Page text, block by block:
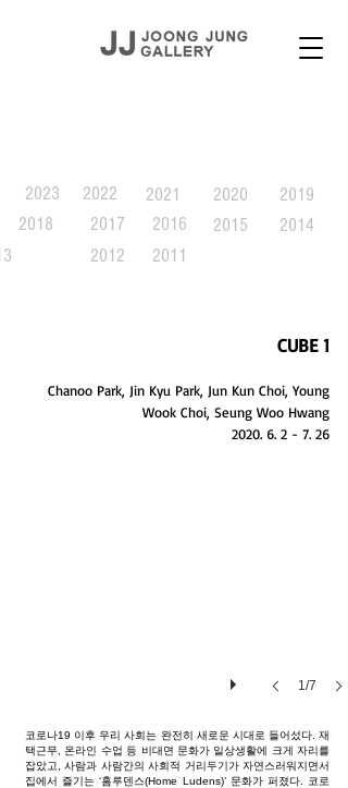
2023
2018
2022
2017
2012
2021
2016
2011
2020
2015
2019
2014
CUBE 1
Chanoo Park, Jin Kyu Park, Jun Kun Choi, Young
Wook Choi, Seung Woo Hwang
2020. 6. 2 - 7. 26
1/7
코로나19 이후 우리 사회는 완전히 새로운 시대로 들어섰다. 재
택근무, 온라인 수업 등 비대면 문화가 일상생활에 크게 자리를
잡았고, 사람과 사람간의 사회적 거리두기가 자연스러워지면서
집에서 즐기는 ‘홈루덴스(Home Ludens)’ 문화가 퍼졌다. 코로